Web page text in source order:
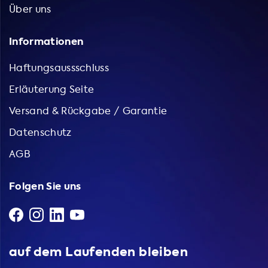
Über uns
Informationen
Haftungsaussschluss
Erläuterung Seite
Versand & Rückgabe / Garantie
Datenschutz
AGB
Folgen Sie uns
auf dem Laufenden bleiben